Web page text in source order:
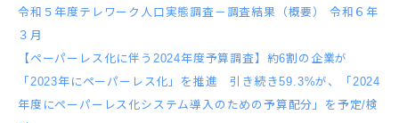
令和５年度テレワーク人口実態調査－調査結果（概要） 令和６年
３月
【ペーパーレス化に伴う2024年度予算調査】約6割の企業が
「2023年にペーパーレス化」を推進 引き続き59.3%が、「2024
年度にペーパーレス化システム導入のための予算配分」を予定/検